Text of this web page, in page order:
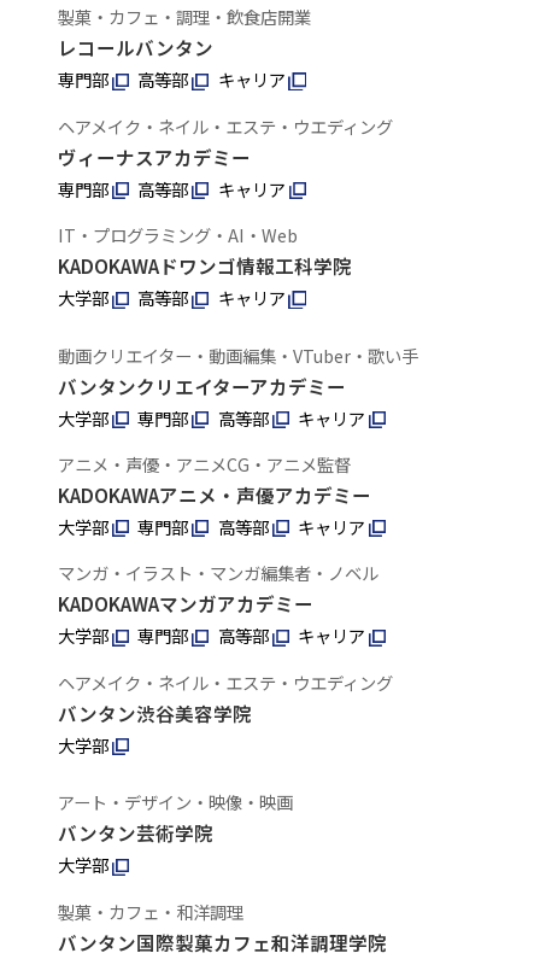
製菓・カフェ・調理・飲食店開業
レコールバンタン
専門部 高等部
キャリア
ヘアメイク・ネイル・エステ・ウエディング
ヴィーナスアカデミー
専門部 高等部
キャリア
IT・プログラミング・AI・Web
KADOKAWAドワンゴ情報工科学院
大学部 高等部 キャリア
動画クリエイター・動画編集・VTuber・歌い手
バンタンクリエイターアカデミー
大学部 専門部 高等部
キャリア
アニメ・声優・アニメCG・アニメ監督
KADOKAWAアニメ・声優アカデミー
大学部 専門部 高等部
キャリア
マンガ・イラスト・マンガ編集者・ノベル
KADOKAWAマンガアカデミー
大学部 専門部 高等部
キャリア
ヘアメイク・ネイル・エステ・ウエディング
バンタン渋谷美容学院
大学部
アート・デザイン・映像・映画
バンタン芸術学院
大学部
製菓・カフェ・和洋調理
バンタン国際製菓カフェ和洋調理学院